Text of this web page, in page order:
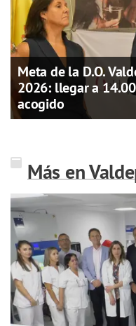
Meta de la D.O.
2026: llegar a
acogido
Más en